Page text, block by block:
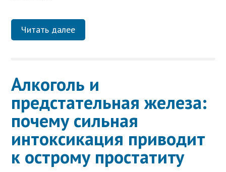
Читать далее
Алкоголь и
предстательная железа:
почему сильная
интоксикация приводит
к острому простатиту